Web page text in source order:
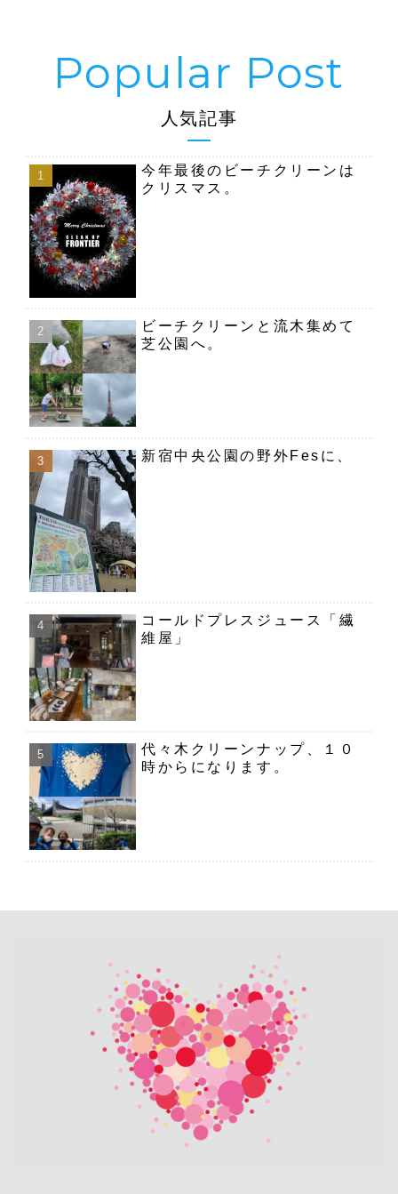
人気記事
今年最後のビーチクリーンは
クリスマス。
ビーチクリーンと流木集めて
芝公園へ。
新宿中央公園の野外Fesに、
コールドプレスジュース「繊
維屋」
代々木クリーンナップ、１０
時からになります。